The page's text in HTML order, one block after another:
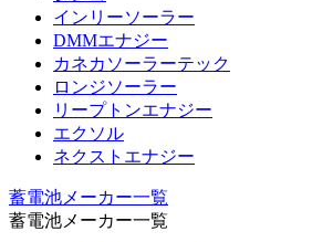
インリーソーラー
DMMエナジー
カネカソーラーテック
ロンジソーラー
リープトンエナジー
エクソル
ネクストエナジー
蓄電池メーカー一覧
蓄電池メーカー一覧